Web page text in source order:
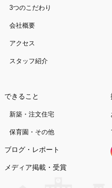
3つのこだわり
会社概要
アクセス
スタッフ紹介
できること
新築・注文住宅
保育園・その他
ブログ・レポート
メディア掲載・受賞